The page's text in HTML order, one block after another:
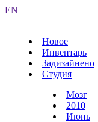
EN
Новое
Инвентарь
Задизайнено
Студия
Мозг
2010
Июнь